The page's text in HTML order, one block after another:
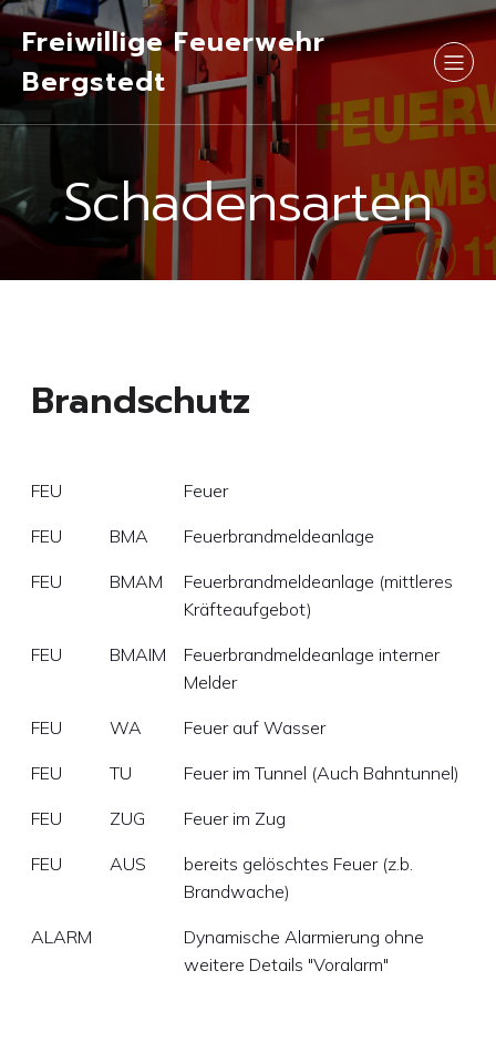
Freiwillige Feuerwehr
Bergstedt
Schadensarten
Brandschutz
FEU Feuer
FEU BMA Feuerbrandmeldeanlage
FEU BMAM
Feuerbrandmeldeanlage (mittleres
Kräfteaufgebot)
FEU BMAIM
Feuerbrandmeldeanlage interner
Melder
FEU WA Feuer auf Wasser
FEU TU Feuer im Tunnel (Auch Bahntunnel)
FEU ZUG Feuer im Zug
FEU AUS
bereits gelöschtes Feuer (z.b.
Brandwache)
ALARM
Dynamische Alarmierung ohne
weitere Details "Voralarm"